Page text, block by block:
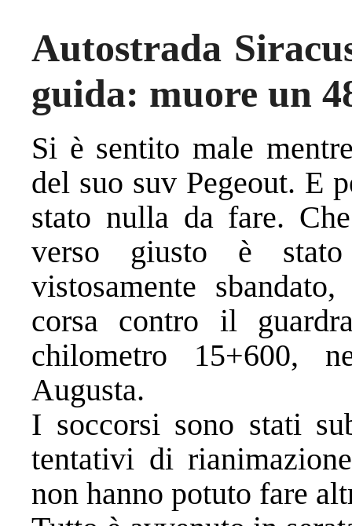
Autostrada
guida: muore un
Si è sentito male
del suo suv Pegeout. E
stato nulla da fare.
verso giusto è
vistosamente
corsa contro il
chilometro 15+600,
Augusta.
I soccorsi sono stati
tentativi di
non hanno potuto fare